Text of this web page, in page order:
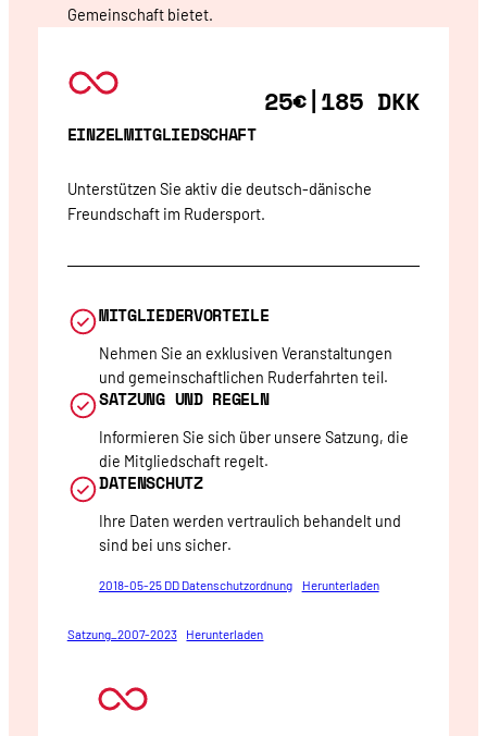
Gemeinschaft bietet.
EINZELMITGLIEDSCHAFT
25€|185 DKK
Unterstützen Sie aktiv die deutsch-dänische
Freundschaft im Rudersport.
MITGLIEDERVORTEILE
Nehmen Sie an exklusiven Veranstaltungen
und gemeinschaftlichen Ruderfahrten teil.
SATZUNG UND REGELN
Informieren Sie sich über unsere Satzung, die
die Mitgliedschaft regelt.
DATENSCHUTZ
Ihre Daten werden vertraulich behandelt und
sind bei uns sicher.
2018-05-25 DD Datenschutzordnung Herunterladen
Satzung_2007-2023 Herunterladen